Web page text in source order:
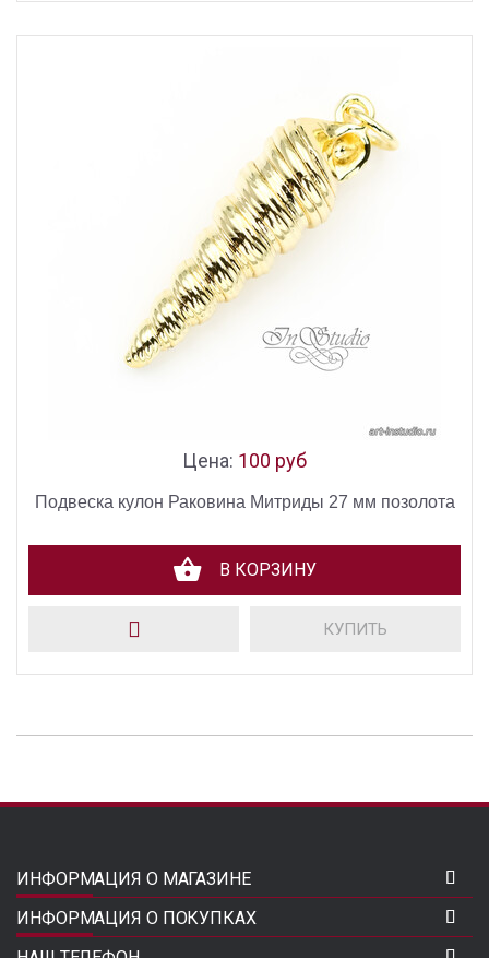
Цена: 100 руб
Подвеска кулон Раковина Митриды 27 мм позолота
В КОРЗИНУ
КУПИТЬ
ИНФОРМАЦИЯ О МАГАЗИНЕ
ИНФОРМАЦИЯ О ПОКУПКАХ